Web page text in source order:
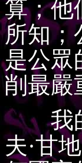
算；他
所知；
是公眾
削最嚴
我的
夫·甘